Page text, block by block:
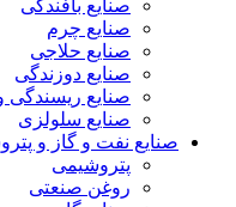
صنایع بافندگی
صنایع چرم
صنایع حلاجی
صنایع دوزندگی
صنایع ریسندگی
صنایع سلولزی
صنایع نفت و گاز و
پتروشیمی
روغن صنعتی